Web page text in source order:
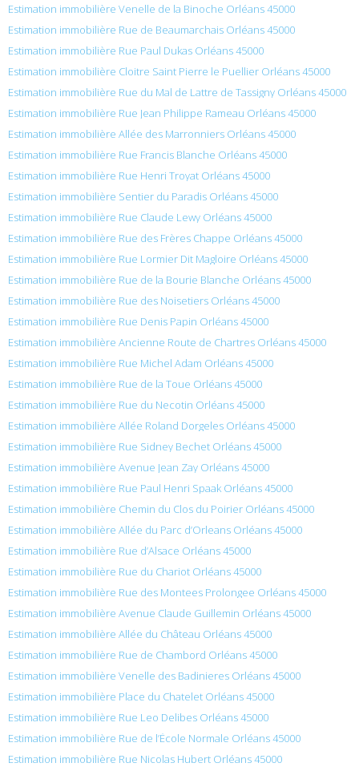
Estimation immobilière Venelle de la Binoche Orléans 45000
Estimation immobilière Rue de Beaumarchais Orléans 45000
Estimation immobilière Rue Paul Dukas Orléans 45000
Estimation immobilière Cloitre Saint Pierre le Puellier Orléans 45000
Estimation immobilière Rue du Mal de Lattre de Tassigny Orléans 45000
Estimation immobilière Rue Jean Philippe Rameau Orléans 45000
Estimation immobilière Allée des Marronniers Orléans 45000
Estimation immobilière Rue Francis Blanche Orléans 45000
Estimation immobilière Rue Henri Troyat Orléans 45000
Estimation immobilière Sentier du Paradis Orléans 45000
Estimation immobilière Rue Claude Lewy Orléans 45000
Estimation immobilière Rue des Frères Chappe Orléans 45000
Estimation immobilière Rue Lormier Dit Magloire Orléans 45000
Estimation immobilière Rue de la Bourie Blanche Orléans 45000
Estimation immobilière Rue des Noisetiers Orléans 45000
Estimation immobilière Rue Denis Papin Orléans 45000
Estimation immobilière Ancienne Route de Chartres Orléans 45000
Estimation immobilière Rue Michel Adam Orléans 45000
Estimation immobilière Rue de la Toue Orléans 45000
Estimation immobilière Rue du Necotin Orléans 45000
Estimation immobilière Allée Roland Dorgeles Orléans 45000
Estimation immobilière Rue Sidney Bechet Orléans 45000
Estimation immobilière Avenue Jean Zay Orléans 45000
Estimation immobilière Rue Paul Henri Spaak Orléans 45000
Estimation immobilière Chemin du Clos du Poirier Orléans 45000
Estimation immobilière Allée du Parc d’Orleans Orléans 45000
Estimation immobilière Rue d’Alsace Orléans 45000
Estimation immobilière Rue du Chariot Orléans 45000
Estimation immobilière Rue des Montees Prolongee Orléans 45000
Estimation immobilière Avenue Claude Guillemin Orléans 45000
Estimation immobilière Allée du Château Orléans 45000
Estimation immobilière Rue de Chambord Orléans 45000
Estimation immobilière Venelle des Badinieres Orléans 45000
Estimation immobilière Place du Chatelet Orléans 45000
Estimation immobilière Rue Leo Delibes Orléans 45000
Estimation immobilière Rue de l’École Normale Orléans 45000
Estimation immobilière Rue Nicolas Hubert Orléans 45000